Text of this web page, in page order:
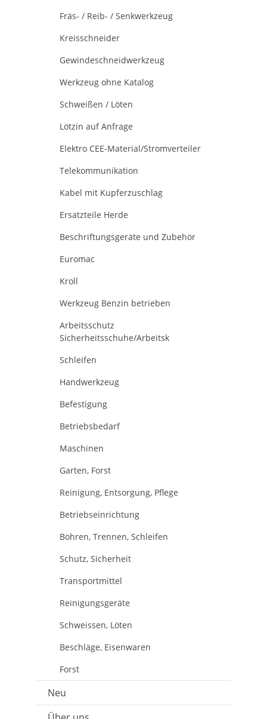
Fräs- / Reib- / Senkwerkzeug
Kreisschneider
Gewindeschneidwerkzeug
Werkzeug ohne Katalog
Schweißen / Löten
Lötzin auf Anfrage
Elektro CEE-Material/Stromverteiler
Telekommunikation
Kabel mit Kupferzuschlag
Ersatzteile Herde
Beschriftungsgeräte und Zubehör
Euromac
Kroll
Werkzeug Benzin betrieben
Arbeitsschutz
Sicherheitsschuhe/Arbeitsk
Schleifen
Handwerkzeug
Befestigung
Betriebsbedarf
Maschinen
Garten, Forst
Reinigung, Entsorgung, Pflege
Betriebseinrichtung
Bohren, Trennen, Schleifen
Schutz, Sicherheit
Transportmittel
Reinigungsgeräte
Schweissen, Löten
Beschläge, Eisenwaren
Forst
Neu